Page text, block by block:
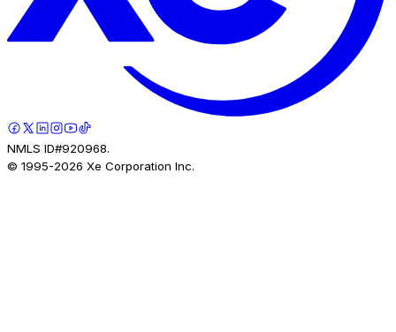
NMLS ID#920968.
© 1995-2026 Xe Corporation Inc.